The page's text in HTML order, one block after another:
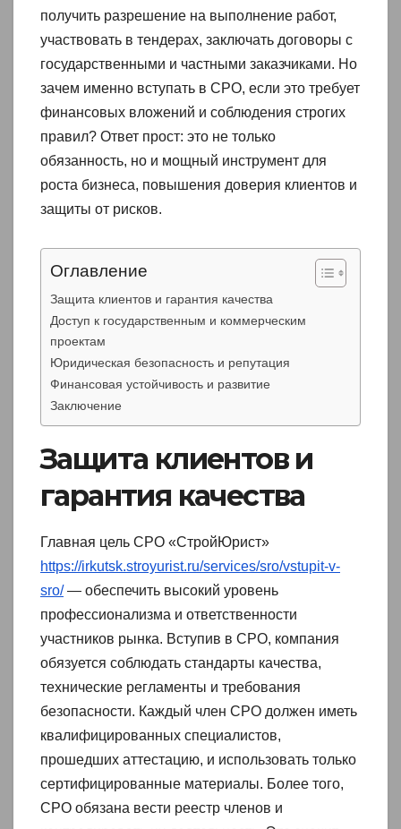
получить разрешение на выполнение работ,
участвовать в тендерах, заключать договоры с
государственными и частными заказчиками. Но
зачем именно вступать в СРО, если это требует
финансовых вложений и соблюдения строгих
правил? Ответ прост: это не только
обязанность, но и мощный инструмент для
роста бизнеса, повышения доверия клиентов и
защиты от рисков.
Оглавление
Защита клиентов и гарантия качества
Доступ к государственным и коммерческим
проектам
Юридическая безопасность и репутация
Финансовая устойчивость и развитие
Заключение
Защита клиентов и
гарантия качества
Главная цель СРО «СтройЮрист»
https://irkutsk.stroyurist.ru/services/sro/vstupit-v-
sro/— обеспечить высокий уровень
профессионализма и ответственности
участников рынка. Вступив в СРО, компания
обязуется соблюдать стандарты качества,
технические регламенты и требования
безопасности. Каждый член СРО должен иметь
квалифицированных специалистов,
прошедших аттестацию, и использовать только
сертифицированные материалы. Более того,
СРО обязана вести реестр членов и